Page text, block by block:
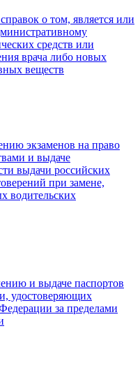
о том, является или
средств ‎или
врача либо новых
веществ
экзаменов на право
и выдаче
выдачи российских
при замене,
водительских
и выдаче паспортов
удостоверяющих
за пределами